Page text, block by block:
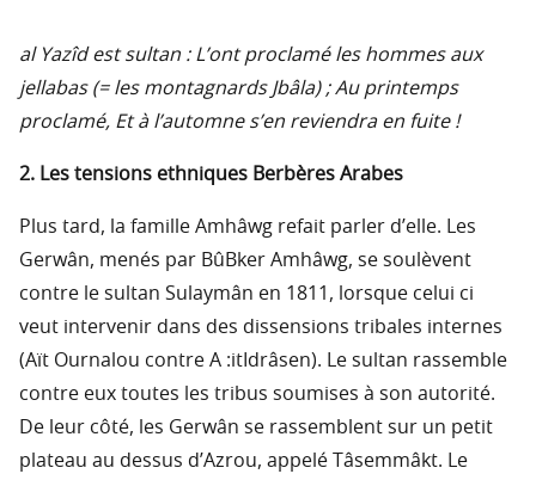
al Yazîd est sultan : L’ont proclamé les hommes aux
jellabas (= les montagnards Jbâla) ; Au printemps
proclamé, Et à l’automne s’en reviendra en fuite !
2. Les tensions ethniques Berbères Arabes
Plus tard, la famille Amhâwg refait parler d’elle. Les
Gerwân, menés par BûBker Amhâwg, se soulèvent
contre le sultan Sulaymân en 1811, lorsque celui ci
veut intervenir dans des dissensions tribales internes
(Aït Ournalou contre A :itIdrâsen). Le sultan rassemble
contre eux toutes les tribus soumises à son autorité.
De leur côté, les Gerwân se rassemblent sur un petit
plateau au dessus d’Azrou, appelé Tâsemmâkt. Le